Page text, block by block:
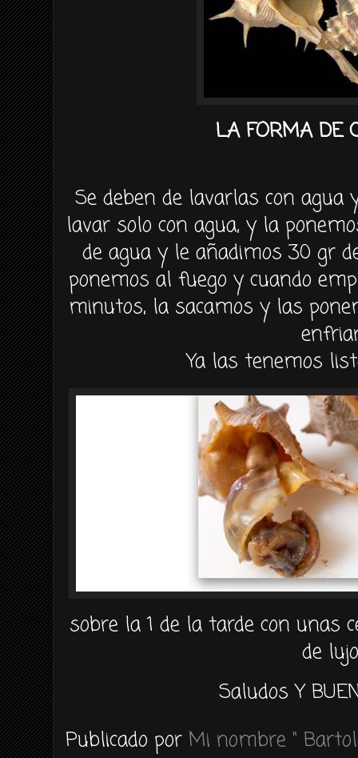
LA FORMA DE
Se deben de lavarlas con
lavar solo con agua, y la
de agua y le añadimos 30 gr
ponemos al fuego y cuando
minutos, la sacamos y las
Ya las tenemos
sobre la 1 de la tarde con unas
de
Saludos Y
Publicado por Mi nombre "